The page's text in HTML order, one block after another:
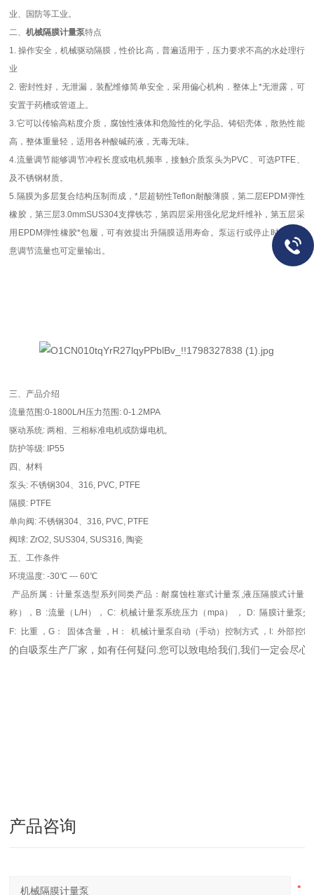
业、国防等工业。
二、机械隔膜计量泵特点
1.操作安全，机械驱动隔膜，性价比高，普遍适用于，压力要求不高的水处理行
业
2. 密封性好，无泄漏，装配维修简单安全，采用偏心机构．整体上*无泄露，可
安置于药槽或管道上。
3.它可以传输高粘度介质，腐蚀性液体和危险性的化学品。铸铝壳体，散热性能
高，整体重量轻，适用各种酸碱药液，无毒无味。
4.流量调节能够调节冲程长度或电机频率，接触介质泵头为PVC、可选PTFE、
及不锈钢材质。
5.隔膜为多层复合结构压制而成，*层超韧性Teflon耐酸薄膜，第二层EPDM 弹性
橡胶，第三层3.0mmSUS304支撑铁芯，第四层采用强化尼龙纤维补，第五层采
用 EPDM弹性橡胶*包履，可有效提出升隔膜适用寿命。泵运行或停止时也可任
意调节流量也可定量输出。
三、产品介绍
流量范围 :0-1800L/H 压力范围 : 0-1.2MPA
驱动系统:两相、三相标准电机或防爆电机,
防护等级: IP55
四、材料
泵头: 不锈钢304、316, PVC, PTFE
隔膜: PTFE
单向阀: 不锈钢304、316, PVC, PTFE
阀球: ZrO2, SUS304, SUS316, 陶瓷
五、工作条件
环境温度: -30℃ --- 60℃
产品所属：计量泵选型系列同类产品：耐腐蚀柱塞式计量泵,液压隔膜式计量泵
称），B :流量（L/H）， C: 机械计量泵系统压力（mpa） ， D:隔膜计量泵介
F:
比重 ，G： 固体含量 ，H： 机械计量泵自动（手动）控制方式 ，I: 外部控制
的自吸泵生产厂家，如有任何疑问.您可以致电给我们,我们一定会尽心
产品咨询